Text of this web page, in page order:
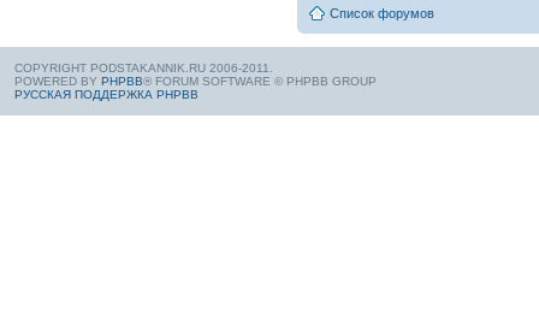
Список форумов
COPYRIGHT PODSTAKANNIK.RU 2006-2011.
POWERED BY PHPBB® FORUM SOFTWARE © PHPBB GROUP
РУССКАЯ ПОДДЕРЖКА PHPBB